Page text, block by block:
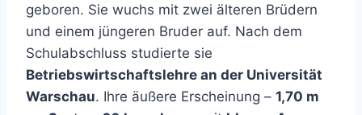
geboren. Sie wuchs mit zwei älteren Brüdern
und einem jüngeren Bruder auf. Nach dem
Schulabschluss studierte sie
Betriebswirtschaftslehre an der Universität
Warschau. Ihre äußere Erscheinung – 1,70 m